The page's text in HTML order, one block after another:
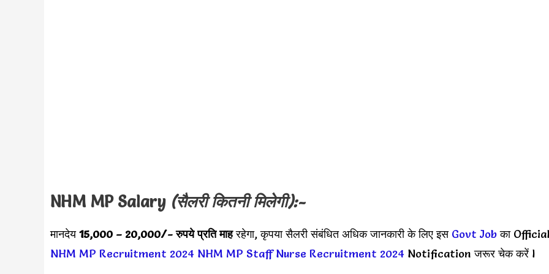
NHM MP Salary (सैलरी कितनी मिलेगी):-
मानदेय15,000 – 20,000/- रुपये प्रति माहरहेगा, कृपया सैलरी संबंधित अधिक जानकारी के लिए इस Govt Jobका Official
NHM MP Recruitment 2024 NHM MP Staff Nurse Recruitment 2024 Notification जरूर चेक करें l